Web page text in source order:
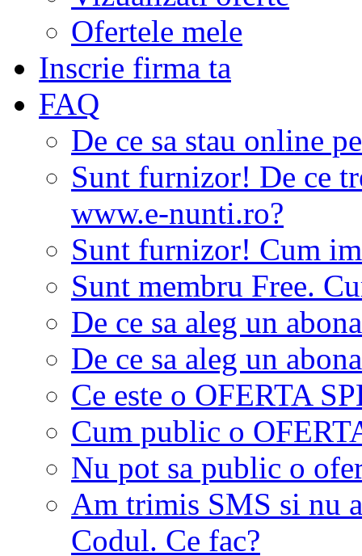
Ofertele mele
Inscrie firma ta
FAQ
De ce sa stau online
Sunt furnizor! De ce
www.e-nunti.ro?
Sunt furnizor! Cum
Sunt membru Free.
De ce sa aleg un
De ce sa aleg un
Ce este o OFERTA
Cum public o
Nu pot sa public o
Am trimis SMS si nu
Codul. Ce fac?